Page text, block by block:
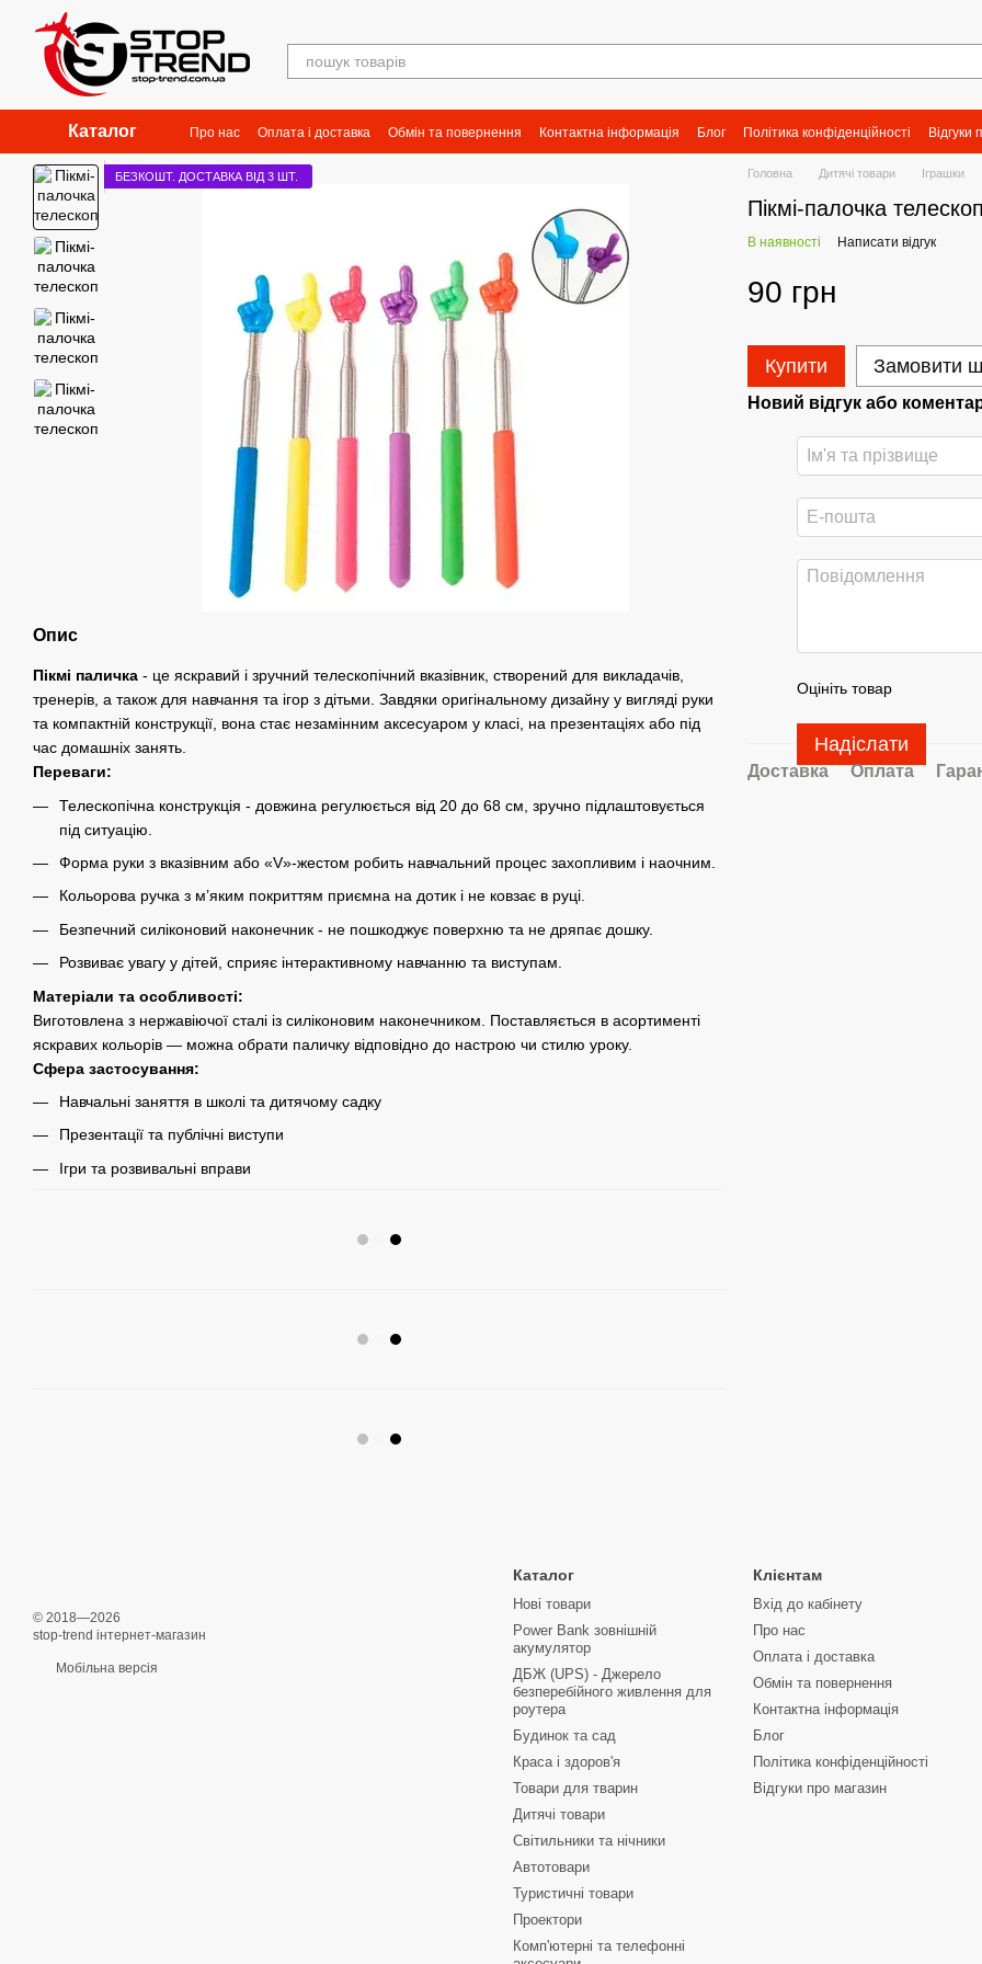
Перейти до основного контенту
Каталог Про нас Оплата і доставка Обмін та повернення Контактна інформація Блог Політика конфіденційності Відгуки
БЕЗКОШТ. ДОСТАВКА ВІД 3 ШТ.
Опис
Пікмі паличка - це яскравий і зручний телескопічний вказівник, створений для викладачів,
тренерів, а також для навчання та ігор з дітьми. Завдяки оригінальному дизайну у вигляді руки
та компактній конструкції, вона стає незамінним аксесуаром у класі, на презентаціях або під
час домашніх занять.
Переваги:
Телескопічна конструкція - довжина регулюється від 20 до 68 см, зручно підлаштовується
під ситуацію.
Форма руки з вказівним або «V»-жестом робить навчальний процес захопливим і наочним.
Кольорова ручка з м’яким покриттям приємна на дотик і не ковзає в руці.
Безпечний силіконовий наконечник - не пошкоджує поверхню та не дряпає дошку.
Розвиває увагу у дітей, сприяє інтерактивному навчанню та виступам.
Матеріали та особливості:
Виготовлена з нержавіючої сталі із силіконовим наконечником. Поставляється в асортименті
яскравих кольорів — можна обрати паличку відповідно до настрою чи стилю уроку.
Сфера застосування:
Навчальні заняття в школі та дитячому садку
Презентації та публічні виступи
Ігри та розвивальні вправи
Головна Дитячі товари Іграшки
Пікмі-палочка
В наявності Написати відгук
90 грн
Купити Замовити
Новий відгук або
Оцініть товар
Надіслати
Доставка Оплата
© 2018—2026
stop-trend інтернет-магазин
Мобільна версія
Каталог
Нові товари
Power Bank зовнішній
акумулятор
ДБЖ (UPS) - Джерело
безперебійного живлення для
роутера
Будинок та сад
Краса і здоров'я
Товари для тварин
Дитячі товари
Світильники та нічники
Автотовари
Туристичні товари
Проектори
Комп'ютерні та телефонні
Клієнтам
Вхід до кабінету
Про нас
Оплата і доставка
Обмін та повернення
Контактна інформація
Блог
Політика конфіденційності
Відгуки про магазин